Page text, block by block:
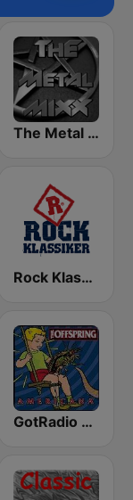
The Metal MIXX
Rock Klassiker
GotRadio - 90's Alternative